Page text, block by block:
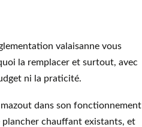
valaisanne vous
la remplacer et surtout, avec
ni la praticité.
dans son fonctionnement
plancher chauffant existants, et